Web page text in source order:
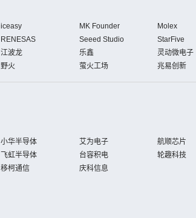
iceasy MK Founder
Molex
RENESAS Seeed Studio
StarFive
江波龙 乐鑫
灵动微电子
野火 萤火工场 兆易创新
小华半导体 艾为电子
航顺芯片
飞虹半导体 台容积电
轮趣科技
移柯通信 庆科信息